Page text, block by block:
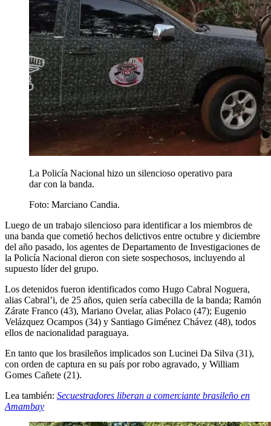
La Policía Nacional hizo un silencioso operativo para
dar con la banda.
Foto: Marciano Candia.
Luego de un trabajo silencioso para identificar a los miembros de
una banda que cometió hechos delictivos entre octubre y diciembre
del año pasado, los agentes de Departamento de Investigaciones de
la Policía Nacional dieron con siete sospechosos, incluyendo al
supuesto líder del grupo.
Los detenidos fueron identificados como Hugo Cabral Noguera,
alias Cabral’i, de 25 años, quien sería cabecilla de la banda; Ramón
Zárate Franco (43), Mariano Ovelar, alias Polaco (47); Eugenio
Velázquez Ocampos (34) y Santiago Giménez Chávez (48), todos
ellos de nacionalidad paraguaya.
En tanto que los brasileños implicados son Lucinei Da Silva (31),
con orden de captura en su país por robo agravado, y William
Gomes Cañete (21).
Lea también: Secuestradores liberan a comerciante brasileño en
Amambay